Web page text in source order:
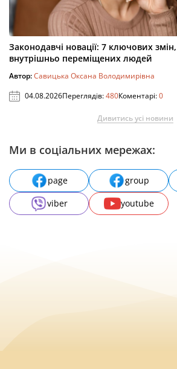
Законодавчі новації: 7 ключових
внутрішньо переміщених людей
Автор:Савицька Оксана Володимирівна
04.08.2026Переглядів:480Коментарі:0
Дивитись усі новини
Ми в соціальних мережах:
page group
viber
youtube